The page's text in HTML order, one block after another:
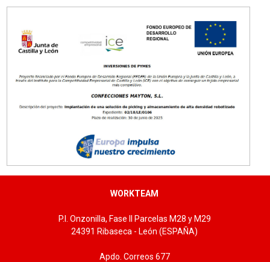
WORKTEAM
P.I. Onzonilla, Fase II Parcelas M28 y M29
24391 Ribaseca - León (ESPAÑA)
Apdo. Correos 677